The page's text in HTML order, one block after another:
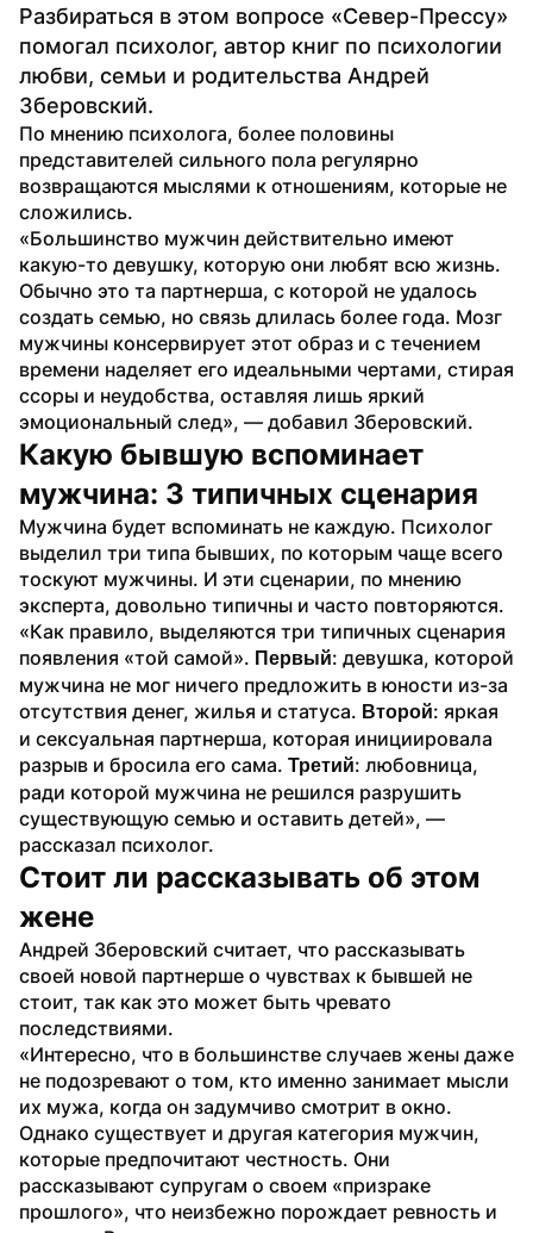
Разбираться в этом вопросе «Север-Прессу»
помогал психолог, автор книг по психологии
любви, семьи и родительства Андрей
Зберовский.
По мнению психолога, более половины
представителей сильного пола регулярно
возвращаются мыслями к отношениям, которые не
сложились.
«Большинство мужчин действительно имеют
какую-то девушку, которую они любят всю жизнь.
Обычно это та партнерша, с которой не удалось
создать семью, но связь длилась более года. Мозг
мужчины консервирует этот образ и с течением
времени наделяет его идеальными чертами, стирая
ссоры и неудобства, оставляя лишь яркий
эмоциональный след», — добавил Зберовский.
Какую бывшую вспоминает
мужчина: 3 типичных сценария
Мужчина будет вспоминать не каждую. Психолог
выделил три типа бывших, по которым чаще всего
тоскуют мужчины. И эти сценарии, по мнению
эксперта, довольно типичны и часто повторяются.
«Как правило, выделяются три типичных сценария
появления «той самой». Первый: девушка, которой
мужчина не мог ничего предложить в юности из-за
отсутствия денег, жилья и статуса. Второй: яркая
и сексуальная партнерша, которая инициировала
разрыв и бросила его сама. Третий: любовница,
ради которой мужчина не решился разрушить
существующую семью и оставить детей», —
рассказал психолог.
Стоит ли рассказывать об этом
жене
Андрей Зберовский считает, что рассказывать
своей новой партнерше о чувствах к бывшей не
стоит, так как это может быть чревато
последствиями.
«Интересно, что в большинстве случаев жены даже
не подозревают о том, кто именно занимает мысли
их мужа, когда он задумчиво смотрит в окно.
Однако существует и другая категория мужчин,
которые предпочитают честность. Они
рассказывают супругам о своем «призраке
прошлого», что неизбежно порождает ревность и